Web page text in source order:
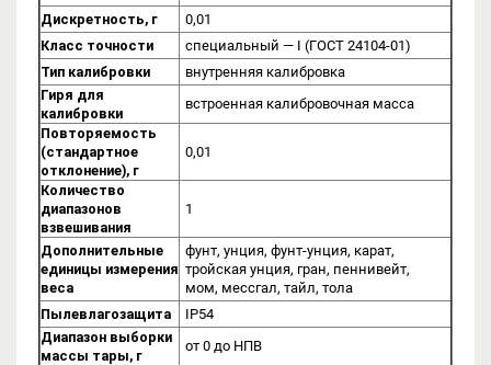
Дискретность, г
0,01
Класс точности
специальный — I (ГОСТ 24104-01)
Тип калибровки
внутренняя калибровка
Гиря для
калибровки
встроенная калибровочная масса
Повторяемость
(стандартное
отклонение), г
0,01
Количество
диапазонов
взвешивания
1
Дополнительные
единицы измерения
веса
фунт, унция, фунт-унция, карат,
тройская унция, гран, пеннивейт,
мом, мессгал, тайл, тола
Пылевлагозащита
IP54
Диапазон выборки
массы тары, г
от 0 до НПВ